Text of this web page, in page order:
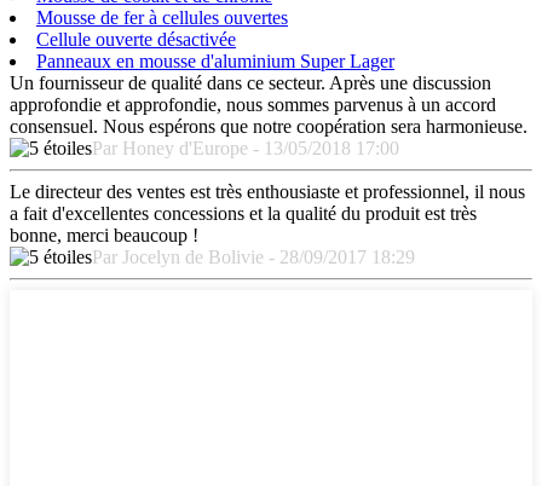
Mousse de fer à cellules ouvertes
Cellule ouverte désactivée
Panneaux en mousse d'aluminium Super Lager
Un fournisseur de qualité dans ce secteur. Après une discussion
approfondie et approfondie, nous sommes parvenus à un accord
consensuel. Nous espérons que notre coopération sera harmonieuse.
Par Honey d'Europe - 13/05/2018 17:00
Le directeur des ventes est très enthousiaste et professionnel, il nous
a fait d'excellentes concessions et la qualité du produit est très
bonne, merci beaucoup !
Par Jocelyn de Bolivie - 28/09/2017 18:29